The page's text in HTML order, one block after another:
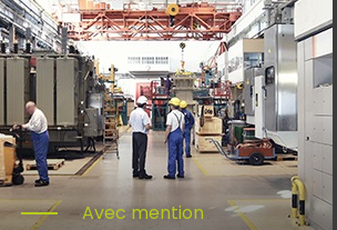
Avec mention